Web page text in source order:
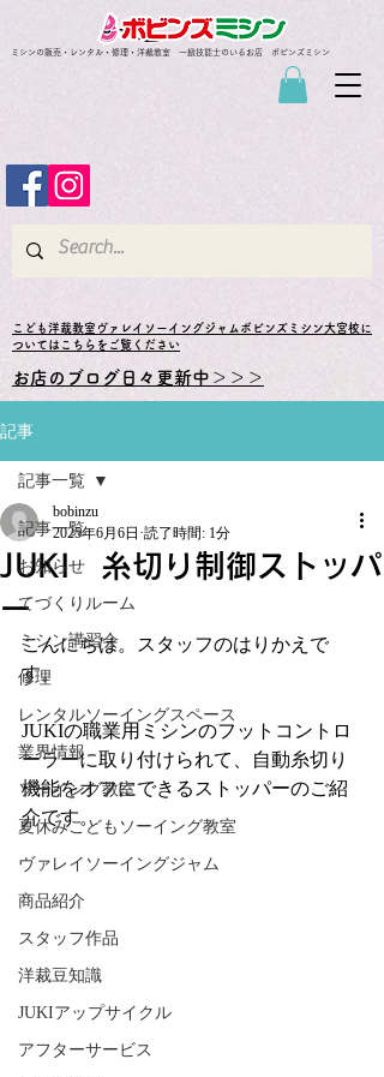
ミシンの販売・レンタル・修理・洋裁教室 一級技能士のいるお店 ボビンズミシン
​こども洋裁教室ヴァレイソーイングジャムボビンズミシン大宮校に
ついてはこちらをご覧ください
お店のブログ日々更新中＞＞＞
記事
記事一覧
お知らせ
てづくりルーム
ミシン講習会
修理
レンタルソーイングスペース
業界情報
ソーイング教室
夏休みこどもソーイング教室
ヴァレイソーイングジャム
商品紹介
スタッフ作品
洋裁豆知識
JUKIアップサイクル
アフターサービス
記事一覧
JUKI 糸切り制御ストッパ
ー
bobinzu
2025年6月6日 読了時間: 1分
こんにちは。スタッフのはりかえで
す。
JUKIの職業用ミシンのフットコントロ
ーラーに取り付けられて、自動糸切り
機能をオフにできるストッパーのご紹
介です。